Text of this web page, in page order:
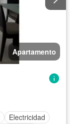
Apartamento
Electricidad